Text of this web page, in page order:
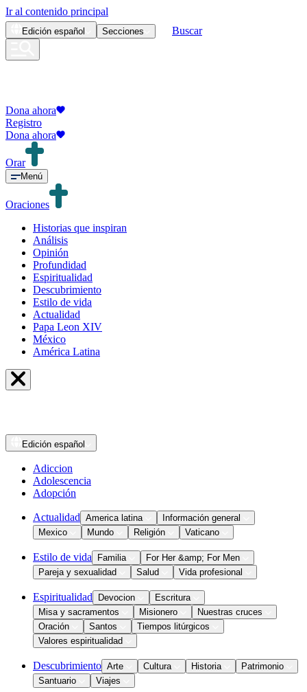
Ir al contenido principal
Edición español Secciones Buscar
Dona ahora
Registro
Dona ahora
Orar
Menú
Oraciones
Historias que inspiran
Análisis
Opinión
Profundidad
Espiritualidad
Descubrimiento
Estilo de vida
Actualidad
Papa Leon XIV
México
América Latina
Edición español
Adiccion
Adolescencia
Adopción
Actualidad America latina
Información general
Mexico
Mundo Religión Vaticano
Estilo de vida Familia
For Her &amp; For Men
Pareja y sexualidad
Salud Vida profesional
Espiritualidad Devocion
Escritura
Misa y sacramentos
Misionero
Nuestras cruces
Oración
Santos
Tiempos litúrgicos
Valores espiritualidad
Descubrimiento Arte Cultura Historia
Patrimonio
Santuario
Viajes